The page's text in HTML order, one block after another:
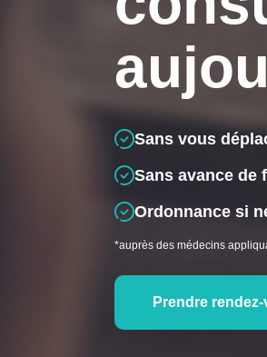
Sans vous
Sans avance de
Ordonnance si
*auprès des médecins
Prendre